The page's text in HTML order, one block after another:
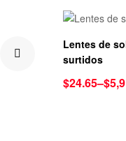
Lentes de
surtidos
$24.65–$